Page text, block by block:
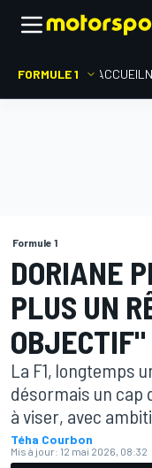
FORMULE 1 ACCUEIL
Formule 1
DORIANE
PLUS UN
OBJECTIF"
La F1, longtemps
désormais un cap
à viser, avec
Téha Courbon
Mis à jour: 12 mai 2026, 08:32